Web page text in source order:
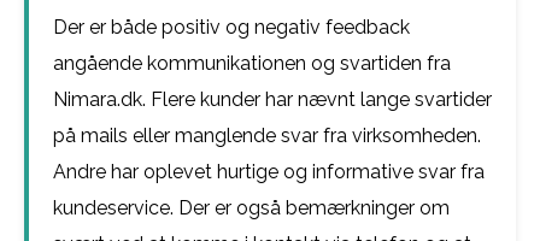
Der er både positiv og negativ feedback
angående kommunikationen og svartiden fra
Nimara.dk. Flere kunder har nævnt lange svartider
på mails eller manglende svar fra virksomheden.
Andre har oplevet hurtige og informative svar fra
kundeservice. Der er også bemærkninger om